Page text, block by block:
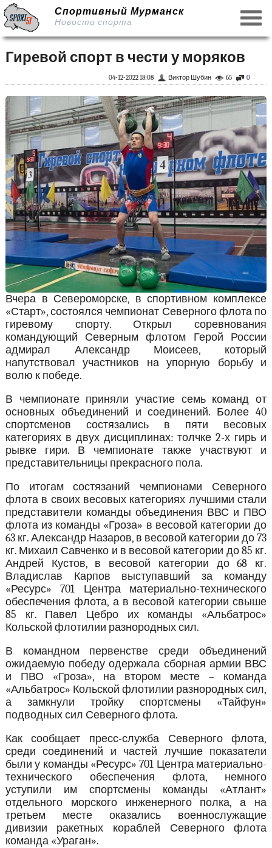
Спортивный Мурманск
Новости спорта
Гиревой спорт в чести у моряков
0
65
Виктор Шубин
04-12-2022 18:08
Вчера в Североморске, в спортивном комплексе
«Старт», состоялся чемпионат Северного флота по
гиревому спорту. Открыл соревнования
командующий Северным флотом Герой России
адмирал Александр Моисеев, который
напутствовал участников на упорную борьбу и
волю к победе.
В чемпионате приняли участие семь команд от
основных объединений и соединений. Более 40
спортсменов состязались в пяти весовых
категориях в двух дисциплинах: толчке 2-х гирь и
рывке гири. В чемпионате также участвуют и
представительницы прекрасного пола.
По итогам состязаний чемпионами Северного
флота в своих весовых категориях лучшими стали
представители команды объединения ВВС и ПВО
флота из команды «Гроза» в весовой категории до
63 кг. Александр Назаров, в весовой категории до 73
кг. Михаил Савченко и в весовой категории до 85 кг.
Андрей Кустов, в весовой категории до 68 кг.
Владислав Карпов выступавший за команду
«Ресурс» 701 Центра материально-технического
обеспечения флота, а в весовой категории свыше
85 кг. Павел Цебро их команды «Альбатрос»
Кольской флотилии разнородных сил.
В командном первенстве среди объединений
ожидаемую победу одержала сборная армии ВВС
и ПВО «Гроза», на втором месте – команда
«Альбатрос» Кольской флотилии разнородных сил,
а замкнули тройку спортсмены «Тайфун»
подводных сил Северного флота.
Как сообщает пресс-служба Северного флота,
среди соединений и частей лучшие показатели
были у команды «Ресурс» 701 Центра материально-
технического обеспечения флота, немного
уступили им спортсмены команды «Атлант»
отдельного морского инженерного полка, а на
третьем месте оказались военнослужащие
дивизии ракетных кораблей Северного флота
команда «Ураган».